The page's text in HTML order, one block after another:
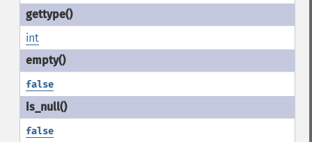
int
false
false